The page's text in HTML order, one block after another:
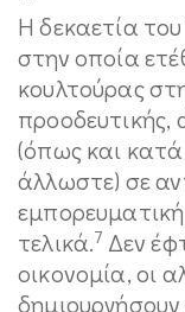
Η δεκαετία
στην οποία
κουλτούρας
προοδευτικής,
(όπως και
άλλωστε) σε
τελικά.7 Δεν
οικονομία, οι